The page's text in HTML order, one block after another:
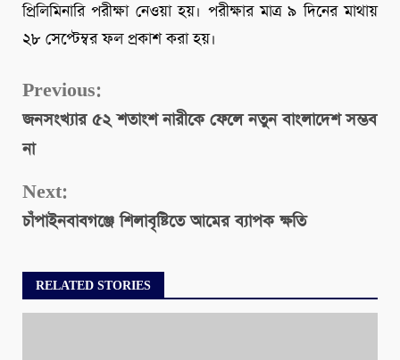
প্রিলিমিনারি পরীক্ষা নেওয়া হয়। পরীক্ষার মাত্র ৯ দিনের মাথায়
২৮ সেপ্টেম্বর ফল প্রকাশ করা হয়।
Continue
Reading
Previous:
জনসংখ্যার ৫২ শতাংশ নারীকে ফেলে নতুন বাংলাদেশ সম্ভব
না
Next:
চাঁপাইনবাবগঞ্জে শিলাবৃষ্টিতে আমের ব্যাপক ক্ষতি
RELATED STORIES